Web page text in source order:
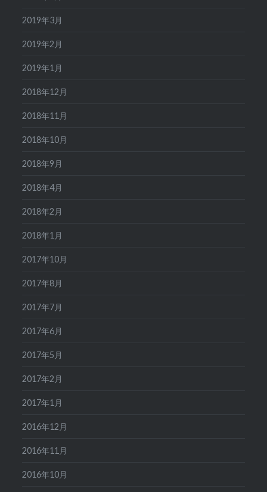
2019年3月
2019年2月
2019年1月
2018年12月
2018年11月
2018年10月
2018年9月
2018年4月
2018年2月
2018年1月
2017年10月
2017年8月
2017年7月
2017年6月
2017年5月
2017年2月
2017年1月
2016年12月
2016年11月
2016年10月